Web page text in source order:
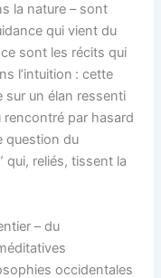
la nature – sont
qui vient du
sont les récits qui
l’intuition : cette
sur un élan ressenti
par hasard
question du
reliés, tissent la
– du
occidentales